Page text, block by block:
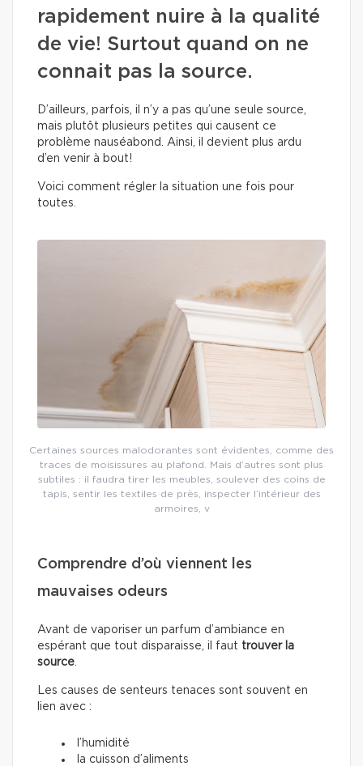
rapidement nuire à la qualité
de vie! Surtout quand on ne
connait pas la source.
D’ailleurs, parfois, il n’y a pas qu’une seule source,
mais plutôt plusieurs petites qui causent ce
problème nauséabond. Ainsi, il devient plus ardu
d’en venir à bout!
Voici comment régler la situation une fois pour
toutes.
Certaines sources malodorantes sont évidentes, comme des
traces de moisissures au plafond. Mais d’autres sont plus
subtiles : il faudra tirer les meubles, soulever des coins de
tapis, sentir les textiles de près, inspecter l’intérieur des
armoires, v
Comprendre d’où viennent les
mauvaises odeurs
Avant de vaporiser un parfum d’ambiance en
espérant que tout disparaisse, il faut trouver la
source.
Les causes de senteurs tenaces sont souvent en
lien avec :
l’humidité
la cuisson d’aliments